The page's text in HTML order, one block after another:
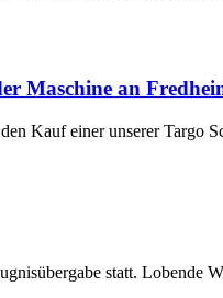
Maschine an
Kauf einer unserer Targo
statt. Lobende